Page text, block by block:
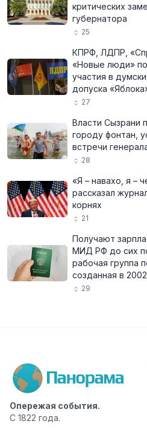
критических
губернатора
25
КПРФ, ЛДПР,
«Новые люди»
участия в
допуска
27
Власти Сызрани
городу фонтан,
встречи
28
«Я – навахо, я –
рассказал
корнях
21
Получают
МИД РФ до сих
рабочая группа
созданная в
29
Опережая события.
С 1822 года.